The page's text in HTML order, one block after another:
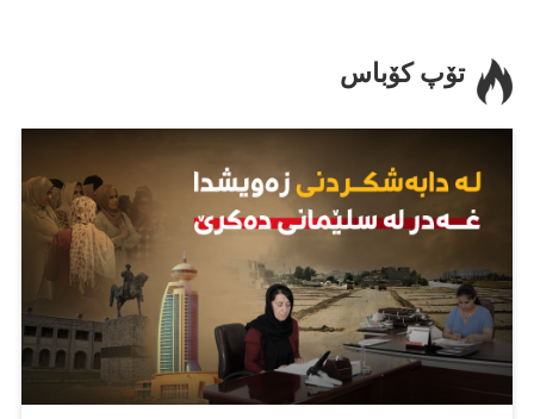
تۆپ کۆباس